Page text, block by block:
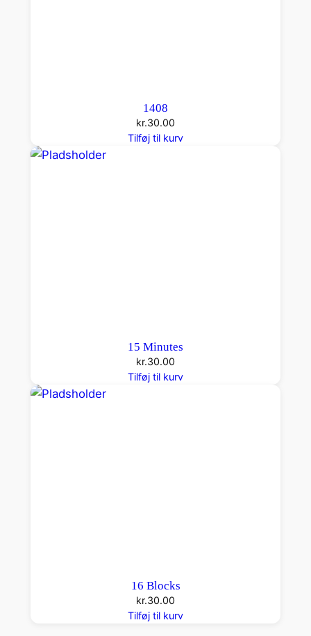
1408
kr.30.00
Tilføj til kurv
15 Minutes
kr.30.00
Tilføj til kurv
16 Blocks
kr.30.00
Tilføj til kurv